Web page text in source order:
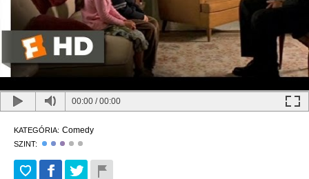
00:00 /00:00
KATEGÓRIA: Comedy
SZINT: